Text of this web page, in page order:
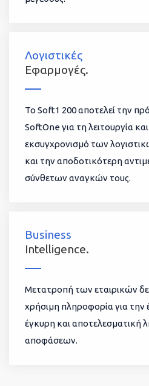
Λογιστικές
Εφαρμογές.
To Soft1 200 αποτελεί την
SoftOne για τη λειτουργία
εκσυγχρονισμό των
και την αποδοτικότερη
σύνθετων αναγκών τους.
Business
Intelligence.
Μετατροπή των εταιρικών
χρήσιμη πληροφορία για την
έγκυρη και αποτελεσματική
αποφάσεων.